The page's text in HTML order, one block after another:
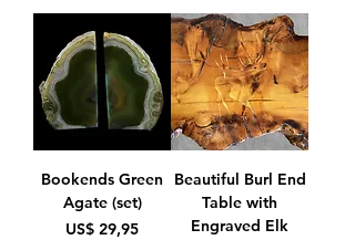
Bookends Green
Agate (set)
Prijs
US$ 29,95
Beautiful Burl End
Table with
Engraved Elk